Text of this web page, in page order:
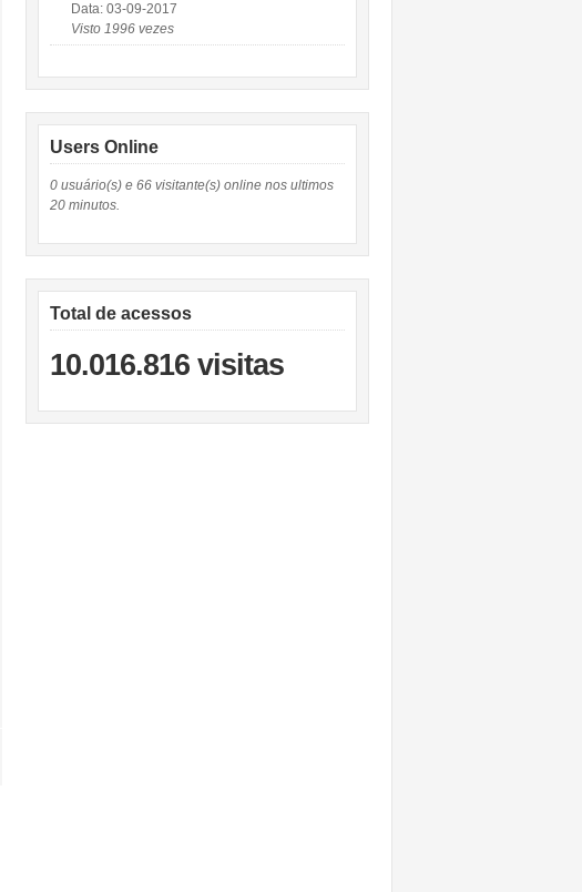
Data: 03-09-2017
Visto 1996 vezes
Users Online
0 usuário(s) e 66 visitante(s) online nos ultimos
20 minutos.
Total de acessos
10.016.816 visitas